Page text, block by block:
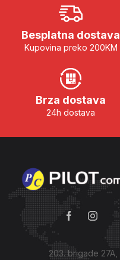
Besplatna dostava
Kupovina preko 200KM
Brza dostava
24h dostava
203. brigade 27A,